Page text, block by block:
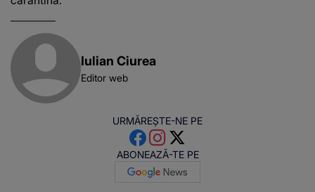
Iulian Ciurea
Editor web
URMĂREȘTE-NE PE
ABONEAZĂ-TE PE